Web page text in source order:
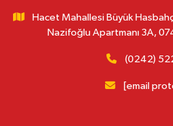
Hacet Mahallesi Büyük
Nazifoğlu Apartmanı 3A,
(0242)
[email